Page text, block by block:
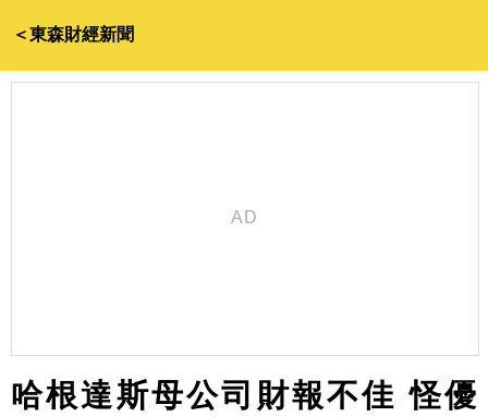
＜東森財經新聞
哈根達斯母公司財報不佳 怪優